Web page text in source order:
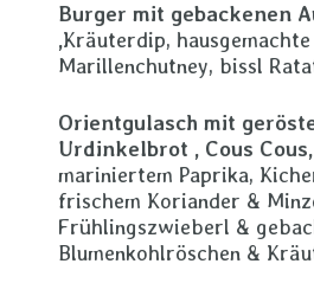
Burger mit gebackenen
,Kräuterdip, hausgemachte
Marillenchutney, bissl
Orientgulasch mit
Urdinkelbrot , Cous Cous,
mariniertem Paprika,
frischem Koriander &
Frühlingszwieberl &
Blumenkohlröschen &